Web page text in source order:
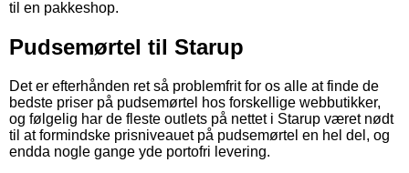
til en pakkeshop.
Pudsemørtel til Starup
Det er efterhånden ret så problemfrit for os alle at finde de
bedste priser på pudsemørtel hos forskellige webbutikker,
og følgelig har de fleste outlets på nettet i Starup været nødt
til at formindske prisniveauet på pudsemørtel en hel del, og
endda nogle gange yde portofri levering.